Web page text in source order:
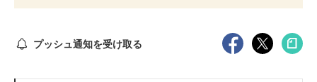
プッシュ通知を受け取る